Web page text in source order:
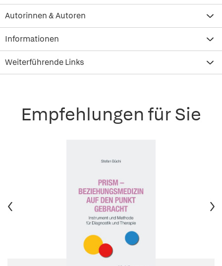
Autorinnen & Autoren
Informationen
Weiterführende Links
Empfehlungen für Sie